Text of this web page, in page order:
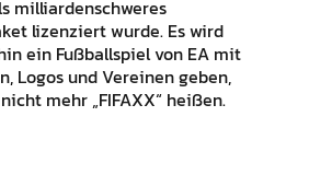
milliardenschweres
lizenziert wurde. Es wird
ein Fußballspiel von EA mit
Logos und Vereinen geben,
mehr „FIFAXX“ heißen.